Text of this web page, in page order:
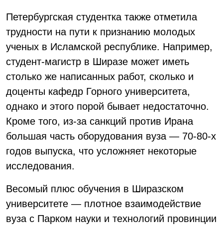
Петербургская студентка также отметила
трудности на пути к признанию молодых
ученых в Исламской республике. Например,
студент-магистр в Ширазе может иметь
столько же написанных работ, сколько и
доценты кафедр Горного университета,
однако и этого порой бывает недостаточно.
Кроме того, из-за санкций против Ирана
большая часть оборудования вуза — 70-80-х
годов выпуска, что усложняет некоторые
исследования.
Весомый плюс обучения в Ширазском
университете — плотное взаимодействие
вуза с Парком науки и технологий провинции